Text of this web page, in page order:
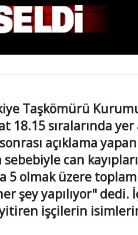
Taşkömürü
sıralarında yer
açıklama yapan
can
5 olmak üzere toplam
şey yapılıyor" dedi.
işçilerin